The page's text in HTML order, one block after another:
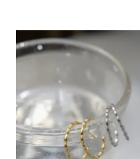
全ての商品
特集
ご利用ガイド